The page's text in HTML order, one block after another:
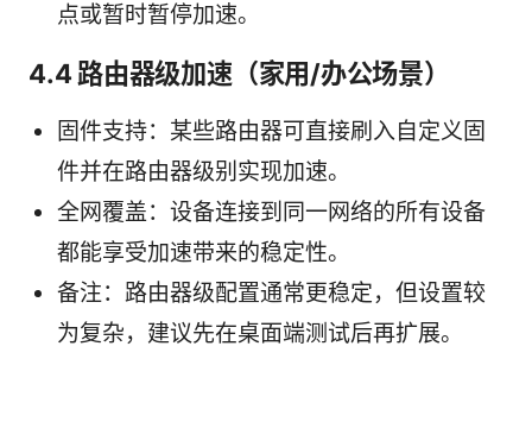
点或暂时暂停加速。
4.4 路由器级加速（家用/办公场景）
固件支持：某些路由器可直接刷入自定义固
件并在路由器级别实现加速。
全网覆盖：设备连接到同一网络的所有设备
都能享受加速带来的稳定性。
备注：路由器级配置通常更稳定，但设置较
为复杂，建议先在桌面端测试后再扩展。